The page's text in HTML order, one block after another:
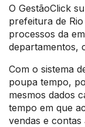
O GestãoClick
prefeitura de
processos da
departamentos,
Com o sistema
poupa tempo,
mesmos dados
tempo em que
vendas e contas